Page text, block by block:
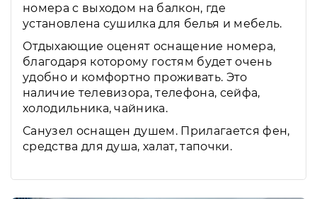
номера с выходом на балкон, где
установлена сушилка для белья и мебель.
Отдыхающие оценят оснащение номера,
благодаря которому гостям будет очень
удобно и комфортно проживать. Это
наличие телевизора, телефона, сейфа,
холодильника, чайника.
Санузел оснащен душем. Прилагается фен,
средства для душа, халат, тапочки.